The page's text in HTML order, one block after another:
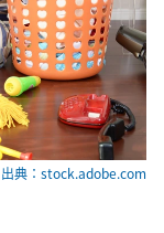
出典：stock.adobe.com